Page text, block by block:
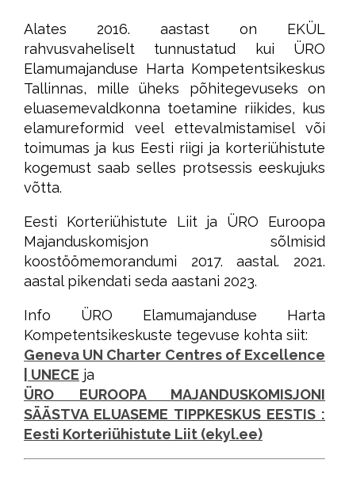
Alates 2016. aastast on EKÜL
rahvusvaheliselt tunnustatud kui ÜRO
Elamumajanduse Harta Kompetentsikeskus
Tallinnas, mille üheks põhitegevuseks on
eluasemevaldkonna toetamine riikides, kus
elamureformid veel ettevalmistamisel või
toimumas ja kus Eesti riigi ja korteriühistute
kogemust saab selles protsessis eeskujuks
võtta.
Eesti Korteriühistute Liit ja ÜRO Euroopa
Majanduskomisjon sõlmisid
koostöömemorandumi 2017. aastal. 2021.
aastal pikendati seda aastani 2023.
Info ÜRO Elamumajanduse Harta
Kompetentsikeskuste tegevuse kohta siit:
Geneva UN Charter Centres of Excellence
| UNECE ja
ÜRO EUROOPA MAJANDUSKOMISJONI
SÄÄSTVA ELUASEME TIPPKESKUS EESTIS :
Eesti Korteriühistute Liit (ekyl.ee)